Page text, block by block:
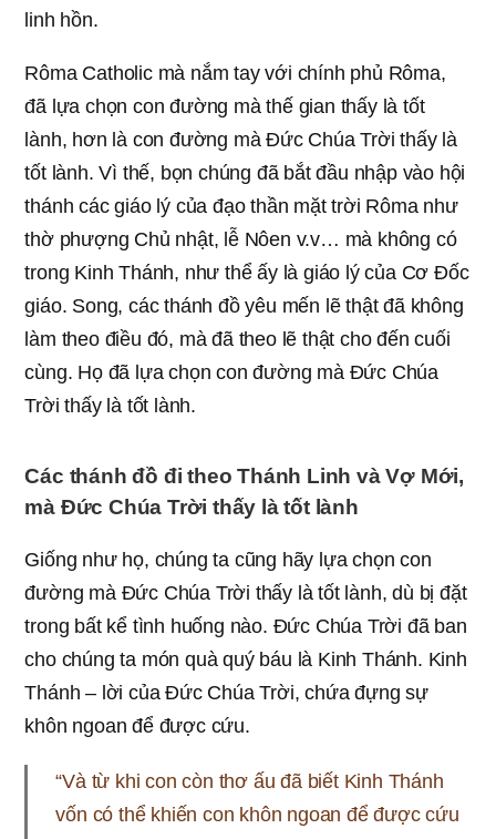
linh hồn.
Rôma Catholic mà nắm tay với chính phủ Rôma,
đã lựa chọn con đường mà thế gian thấy là tốt
lành, hơn là con đường mà Đức Chúa Trời thấy là
tốt lành. Vì thế, bọn chúng đã bắt đầu nhập vào hội
thánh các giáo lý của đạo thần mặt trời Rôma như
thờ phượng Chủ nhật, lễ Nôen v.v… mà không có
trong Kinh Thánh, như thể ấy là giáo lý của Cơ Đốc
giáo. Song, các thánh đồ yêu mến lẽ thật đã không
làm theo điều đó, mà đã theo lẽ thật cho đến cuối
cùng. Họ đã lựa chọn con đường mà Đức Chúa
Trời thấy là tốt lành.
Các thánh đồ đi theo Thánh Linh và Vợ Mới,
mà Đức Chúa Trời thấy là tốt lành
Giống như họ, chúng ta cũng hãy lựa chọn con
đường mà Đức Chúa Trời thấy là tốt lành, dù bị đặt
trong bất kể tình huống nào. Đức Chúa Trời đã ban
cho chúng ta món quà quý báu là Kinh Thánh. Kinh
Thánh – lời của Đức Chúa Trời, chứa đựng sự
khôn ngoan để được cứu.
“Và từ khi con còn thơ ấu đã biết Kinh Thánh
vốn có thể khiến con khôn ngoan để được cứu